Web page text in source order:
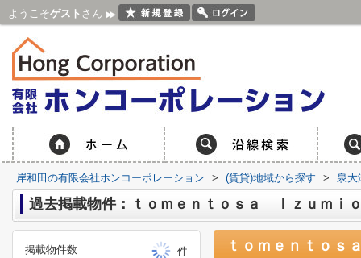
ようこそゲスト さん
岸和田の有限会社ホンコーポレーション > (賃貸)地域から探す > 泉大
過去掲載物件：ｔｏｍｅｎｔｏｓａ Ｉｚｕｍｉ
掲載物件数
件